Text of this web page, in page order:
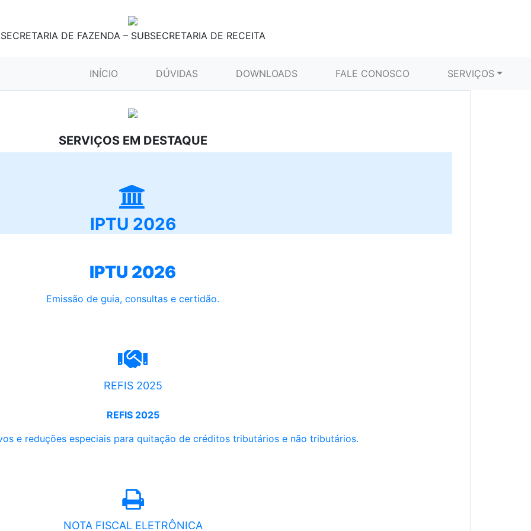
SECRETARIA DE FAZENDA – SUBSECRETARIA DE RECEITA
INÍCIO (CURRENT)DÚVIDAS DOWNLOADS FALE CONOSCO SERVIÇOS
SERVIÇOS EM DESTAQUE
IPTU 2026
IPTU 2026
Emissão de guia, consultas e certidão.
REFIS 2025
REFIS 2025
e reduções especiais para quitação de créditos tributários e não tributários.
NOTA FISCAL ELETRÔNICA